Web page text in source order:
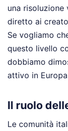
una risoluzione
diretto ai
Se vogliamo
questo livello
dobbiamo
attivo in
Il ruolo
Le comunità